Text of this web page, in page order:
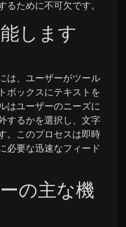
ために不可欠です。
します
は、ユーザーがツール
ボックスにテキストを
はユーザーのニーズに
するかを選択し、文字
。このプロセスは即時
必要な迅速なフィード
の主な機